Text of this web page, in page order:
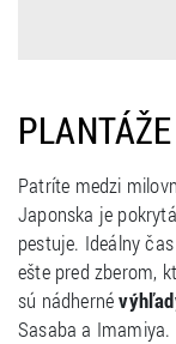
Patríte medzi
Japonska je
pestuje. Ideálny
ešte pred zberom,
sú nádherné
Sasaba a Imamiya.